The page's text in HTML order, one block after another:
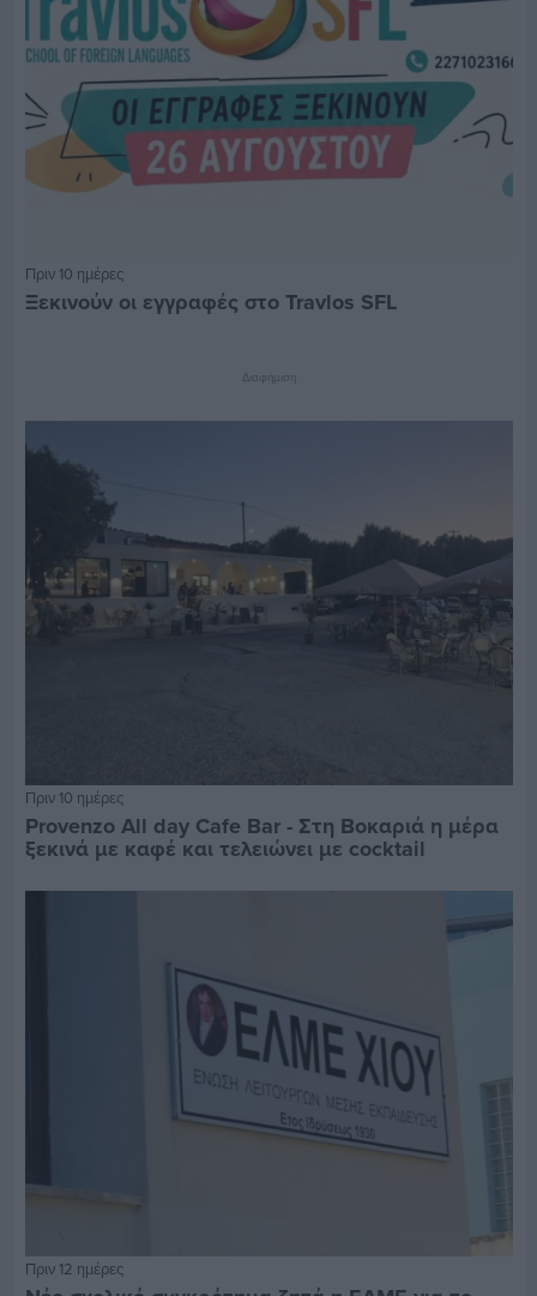
Πριν 10 ημέρες
Ξεκινούν οι εγγραφές στο Travlos SFL
Διαφήμιση
Πριν 10 ημέρες
Provenzo All day Cafe Bar - Στη Βοκαριά η μέρα
ξεκινά με καφέ και τελειώνει με cocktail
Πριν 12 ημέρες